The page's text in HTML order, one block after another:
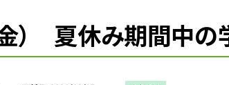
） 夏休み期間中の